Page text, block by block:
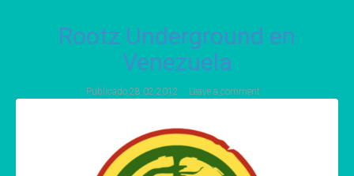
Rootz Underground en
Venezuela
Publicado 28 02 2012 Leave a comment